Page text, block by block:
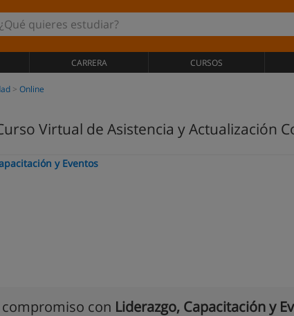
CARRERA CURSOS
Online
Virtual de Asistencia y Actualización
y Eventos
con Liderazgo, Capacitación y